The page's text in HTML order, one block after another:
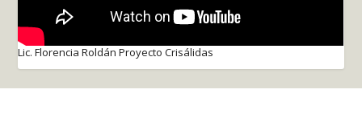
Lic. Florencia Roldán Proyecto Crisálidas